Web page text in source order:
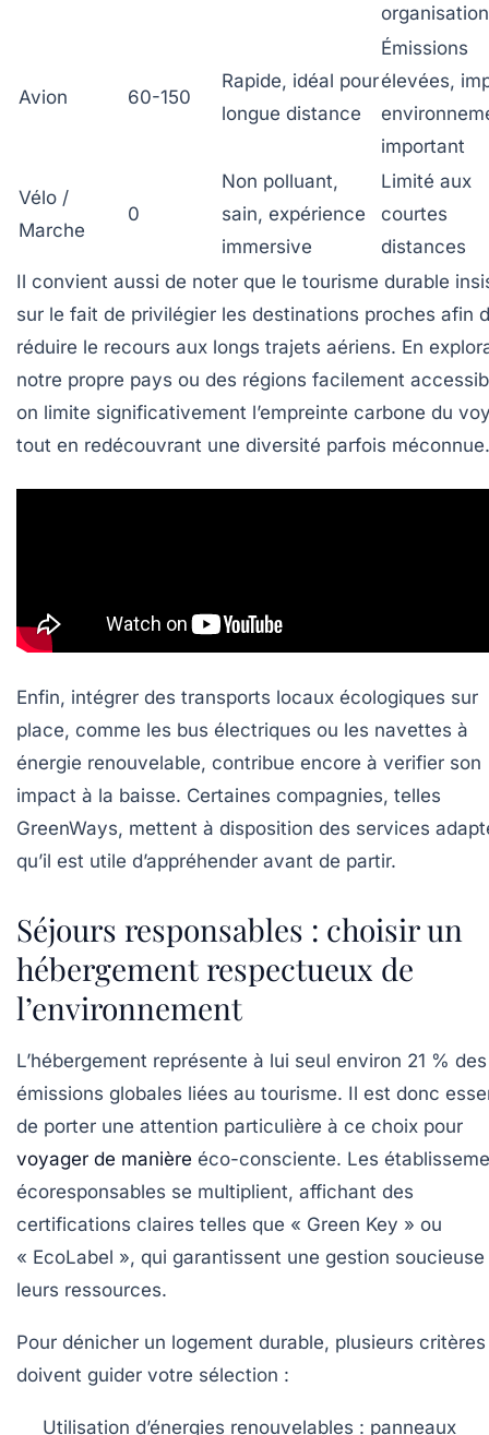
organisation
Avion 60-150
Rapide, idéal pour
longue distance
Émissions
élevées,
important
Vélo /
Marche
0
Non polluant,
sain, expérience
immersive
Limité aux
courtes
distances
Il convient aussi de noter que le tourisme durable
sur le fait de privilégier les destinations proches afin
réduire le recours aux longs trajets aériens. En
notre propre pays ou des régions facilement
on limite significativement l’empreinte carbone du
tout en redécouvrant une diversité parfois méconnue.
Enfin, intégrer des transports locaux écologiques sur
place, comme les bus électriques ou les navettes à
énergie renouvelable, contribue encore à verifier son
impact à la baisse. Certaines compagnies, telles
GreenWays, mettent à disposition des services
qu’il est utile d’appréhender avant de partir.
Séjours responsables : choisir un
hébergement respectueux de
l’environnement
L’hébergement représente à lui seul environ 21 % des
émissions globales liées au tourisme. Il est donc
de porter une attention particulière à ce choix pour
voyager de manière éco-consciente. Les
écoresponsables se multiplient, affichant des
certifications claires telles que « Green Key » ou
« EcoLabel », qui garantissent une gestion soucieuse
leurs ressources.
Pour dénicher un logement durable, plusieurs critères
doivent guider votre sélection :
Utilisation d’énergies renouvelables : panneaux